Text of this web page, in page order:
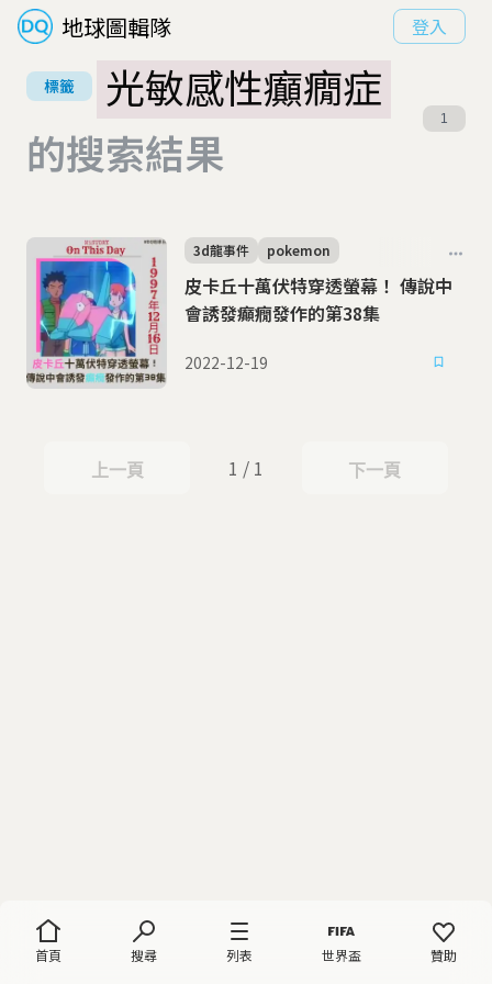
地球圖輯隊 登入
首頁 搜尋 列表 世界盃 贊助
標籤
光敏感性癲癇症
的搜索結果
1
皮卡丘十萬伏特穿透螢幕！ 傳說中
會誘發癲癇發作的第38集
3d龍事件 pokemon
2022-12-19
上一頁
上一頁 1 / 1 下一頁
下一頁